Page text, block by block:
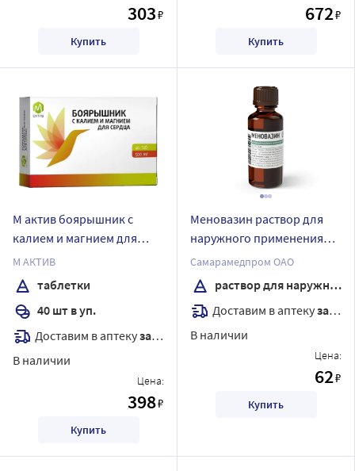
303₽
Купить
672₽
Купить
М актив боярышник с
калием и магнием для
сердца 40 шт. таблетки
массой 500 мг
М АКТИВ
таблетки
40 шт в уп.
Доставим в аптекузавтра
В наличии
Цена:
398₽
Купить
Меновазин раствор для
наружного применения
спиртовой полимер 40 мл
флакон
Самарамедпром ОАО
раствор для наружного применения спиртовой
Доставим в аптекузавтра
В наличии
Цена:
62₽
Купить